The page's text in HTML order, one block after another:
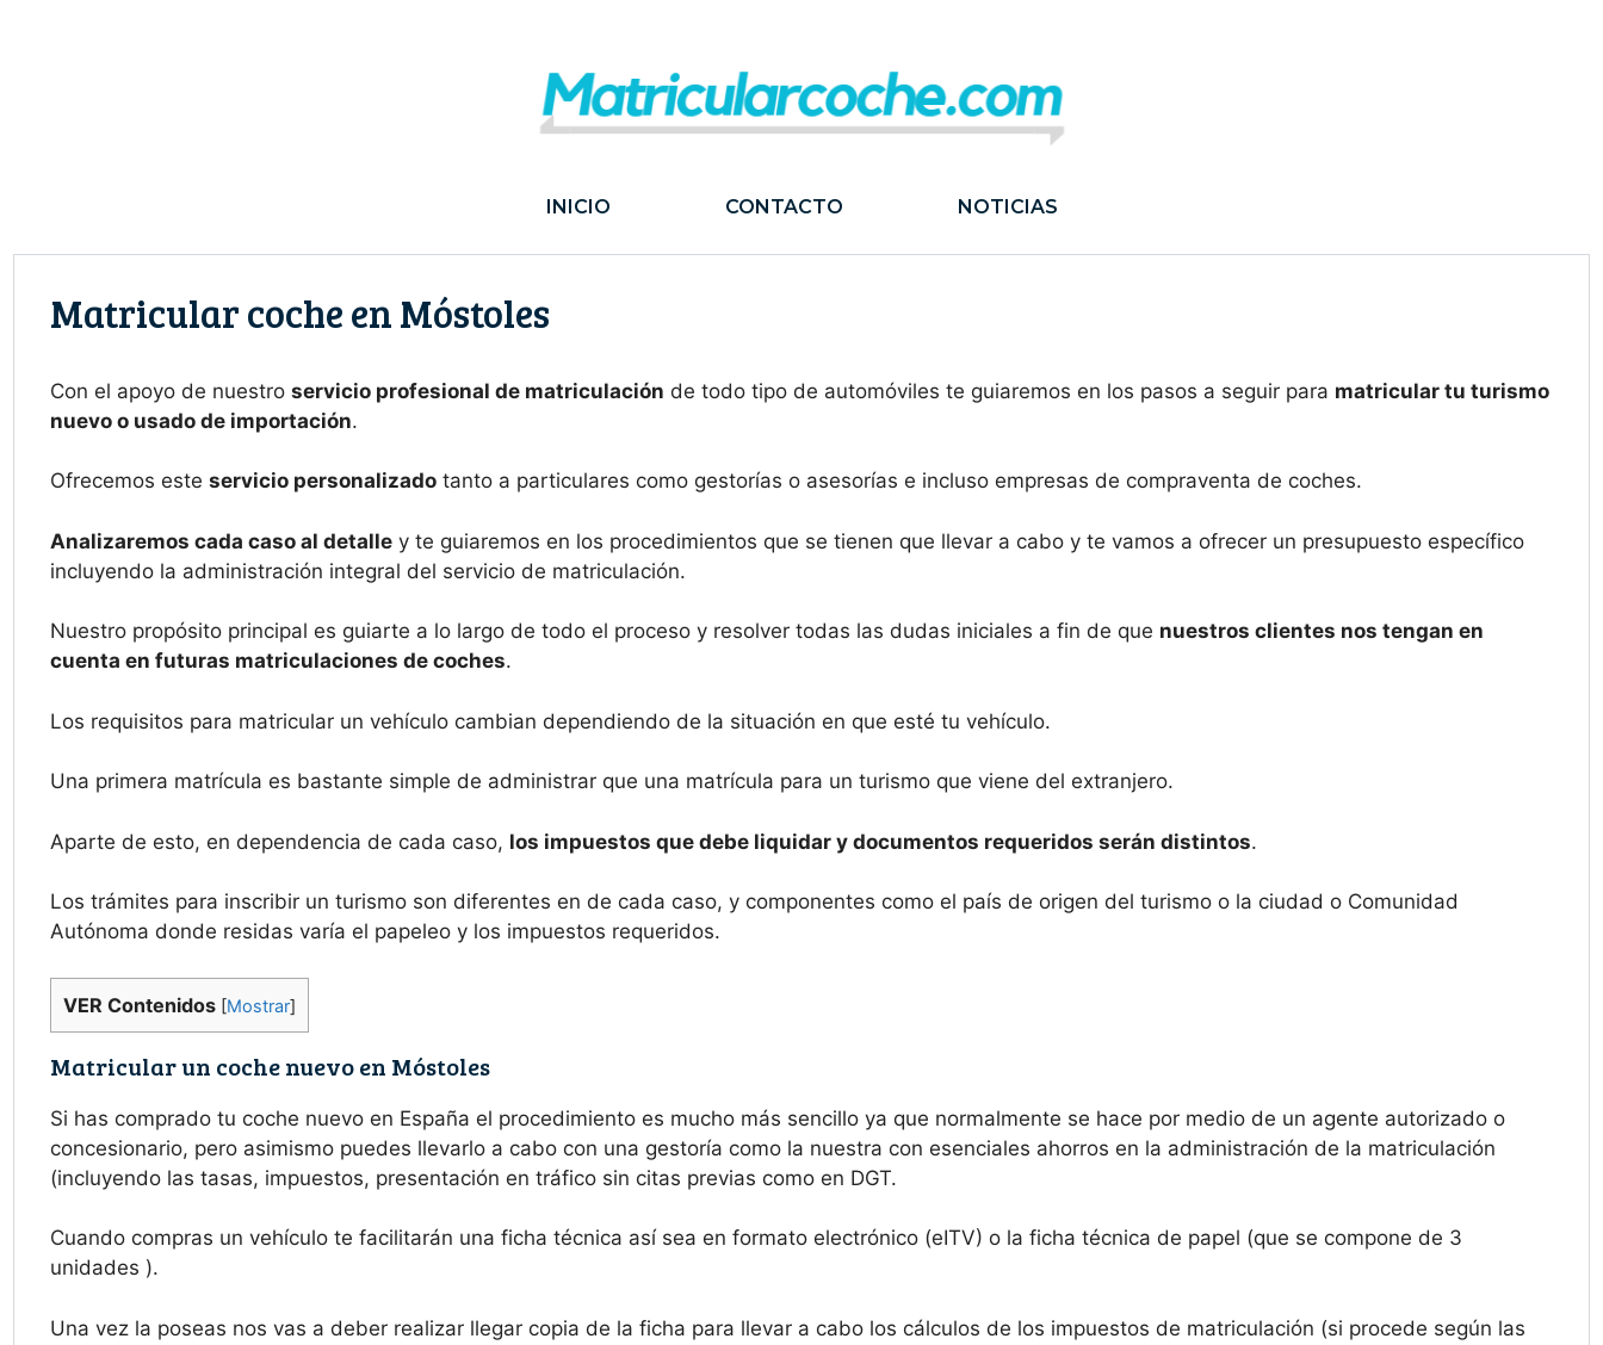
INICIO CONTACTO NOTICIAS
Matricular coche en Móstoles
Con el apoyo de nuestro servicio profesional de matriculación de todo tipo de automóviles te guiaremos en los pasos a seguir para matricular tu turismo
nuevo o usado de importación.
Ofrecemos este servicio personalizado tanto a particulares como gestorías o asesorías e incluso empresas de compraventa de coches.
Analizaremos cada caso al detalle y te guiaremos en los procedimientos que se tienen que llevar a cabo y te vamos a ofrecer un presupuesto específico
incluyendo la administración integral del servicio de matriculación.
Nuestro propósito principal es guiarte a lo largo de todo el proceso y resolver todas las dudas iniciales a fin de que nuestros clientes nos tengan en
cuenta en futuras matriculaciones de coches.
Los requisitos para matricular un vehículo cambian dependiendo de la situación en que esté tu vehículo.
Una primera matrícula es bastante simple de administrar que una matrícula para un turismo que viene del extranjero.
Aparte de esto, en dependencia de cada caso, los impuestos que debe liquidar y documentos requeridos serán distintos.
Los trámites para inscribir un turismo son diferentes en de cada caso, y componentes como el país de origen del turismo o la ciudad o Comunidad
Autónoma donde residas varía el papeleo y los impuestos requeridos.
VER Contenidos [Mostrar]
Matricular un coche nuevo en Móstoles
Si has comprado tu coche nuevo en España el procedimiento es mucho más sencillo ya que normalmente se hace por medio de un agente autorizado o
concesionario, pero asimismo puedes llevarlo a cabo con una gestoría como la nuestra con esenciales ahorros en la administración de la matriculación
(incluyendo las tasas, impuestos, presentación en tráfico sin citas previas como en DGT.
Cuando compras un vehículo te facilitarán una ficha técnica así sea en formato electrónico (eITV) o la ficha técnica de papel (que se compone de 3
unidades ).
Una vez la poseas nos vas a deber realizar llegar copia de la ficha para llevar a cabo los cálculos de los impuestos de matriculación (si procede según las